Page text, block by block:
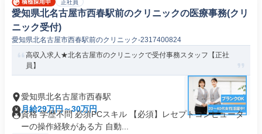
正社員
愛知県北名古屋市西春駅前のクリニックの医療事務(クリ
ニック受付)
愛知県北名古屋市西春駅前のクリニック-2317400824
高収入求人★北名古屋市のクリニックで受付事務スタッフ【正社
員】
愛知県北名古屋市西春駅
月給29万円～30万円
資格 学歴不問 必須PCスキル 【必須】レセプトコンピュータ
ーの操作経験がある方 自動...